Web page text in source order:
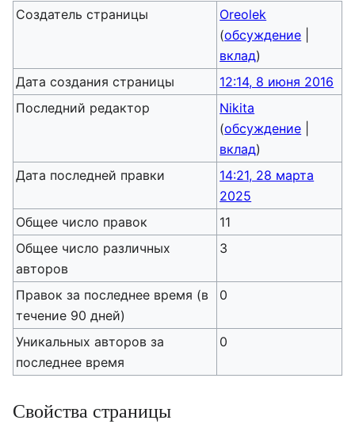
Создатель страницы
Oreolek
(обсуждение
вклад)
Дата создания страницы
12:14, 8 июня 2016
Последний редактор
Nikita
(обсуждение
вклад)
Дата последней правки
14:21, 28 марта
2025
Общее число правок
11
Общее число различных
авторов
3
Правок за последнее время (в
течение 90 дней)
0
Уникальных авторов за
последнее время
0
Свойства страницы